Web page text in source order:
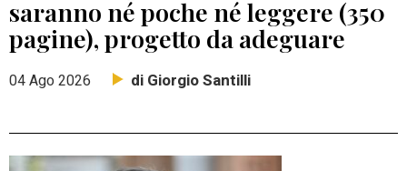
saranno né poche né leggere (350
pagine), progetto da adeguare
04 Ago 2026 di Giorgio Santilli